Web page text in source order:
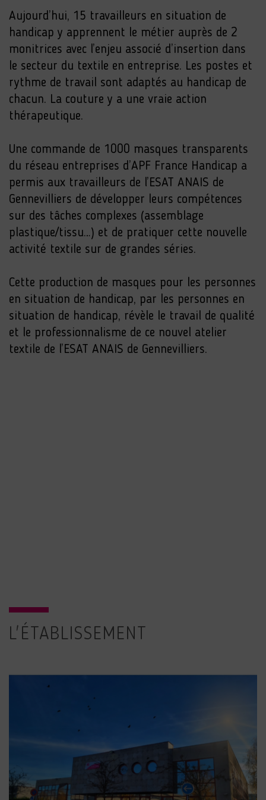
Aujourd’hui, 15 travailleurs en situation de
handicap y apprennent le métier auprès de 2
monitrices avec l’enjeu associé d’insertion dans
le secteur du textile en entreprise. Les postes et
rythme de travail sont adaptés au handicap de
chacun. La couture y a une vraie action
thérapeutique.
Une commande de 1000 masques transparents
du réseau entreprises d’APF France Handicap a
permis aux travailleurs de l’ESAT ANAIS de
Gennevilliers de développer leurs compétences
sur des tâches complexes (assemblage
plastique/tissu…) et de pratiquer cette nouvelle
activité textile sur de grandes séries.
Cette production de masques pour les personnes
en situation de handicap, par les personnes en
situation de handicap, révèle le travail de qualité
et le professionnalisme de ce nouvel atelier
textile de l’ESAT ANAIS de Gennevilliers.
L'ÉTABLISSEMENT